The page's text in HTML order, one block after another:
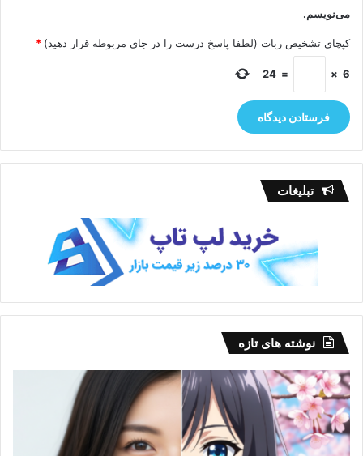
می‌نویسم.
کپچای تشخیص ربات (لطفا پاسخ درست را در جای مربوطه قرار دهید) *
6
×
=
24
تبلیغات
نوشته های تازه